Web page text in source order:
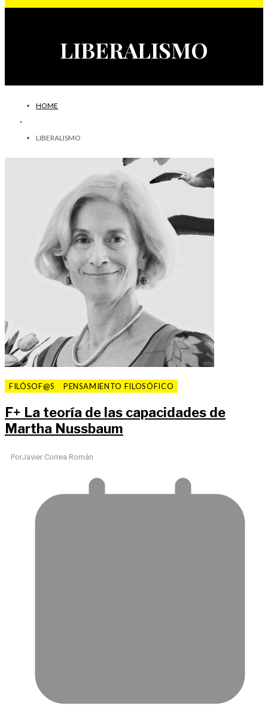
LIBERALISMO
HOME
LIBERALISMO
FILÓSOF@S PENSAMIENTO FILOSÓFICO
F+ La teoría de las capacidades de
Martha Nussbaum
PorJavier Correa Román